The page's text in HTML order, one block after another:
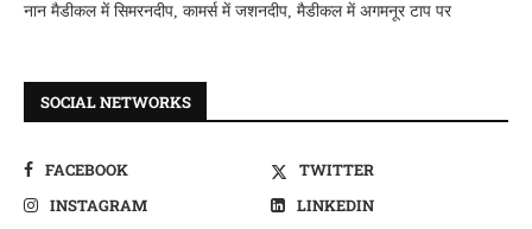
नान मैडीकल में सिमरनदीप, कामर्स में जशनदीप, मैडीकल में अगमनूर टाप पर
SOCIAL NETWORKS
FACEBOOK
TWITTER
INSTAGRAM
LINKEDIN